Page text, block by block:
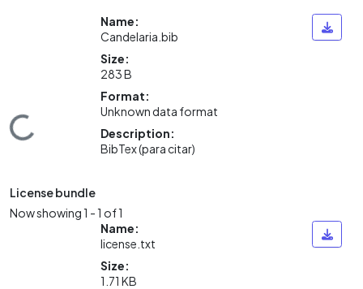
Name:
Candelaria.bib
Size:
283 B
Format:
Unknown data format
Description:
BibTex (para citar)
License bundle
Now showing1 - 1 of 1
Name:
license.txt
Size:
1.71 KB